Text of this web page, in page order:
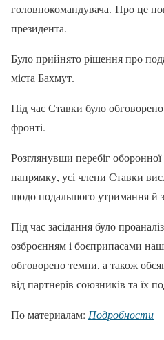
головнокомандувача. Про це
президента.
Було прийнято рішення про
міста Бахмут.
Під час Ставки було
фронті.
Розглянувши перебіг
напрямку, усі члени Ставки
щодо подальшого утримання й
Під час засідання було
озброєнням і боєприпасами
обговорено темпи, а також
від партнерів союзників та їх
По материалам: Подробности